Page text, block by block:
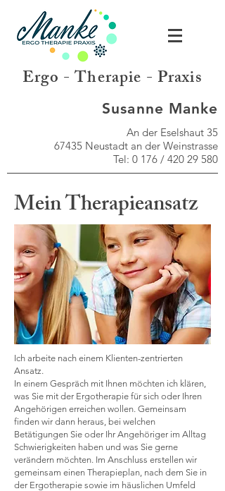
Ergo - Therapie - Praxis
Susanne Manke
An der Eselshaut 35
67435 Neustadt an der Weinstrasse
Tel: 0 176 / 420 29 580
Mein Therapieansatz
Ich arbeite nach einem Klienten-zentrierten
Ansatz.
In einem Gespräch mit Ihnen möchten ich klären,
was Sie mit der Ergotherapie für sich oder Ihren
Angehörigen erreichen wollen. Gemeinsam
finden wir dann heraus, bei welchen
Betätigungen Sie oder Ihr Angehöriger im Alltag
Schwierigkeiten haben und was Sie gerne
verändern möchten. Im Anschluss erstellen wir
gemeinsam einen Therapieplan, nach dem Sie in
der Ergotherapie sowie im häuslichen Umfeld